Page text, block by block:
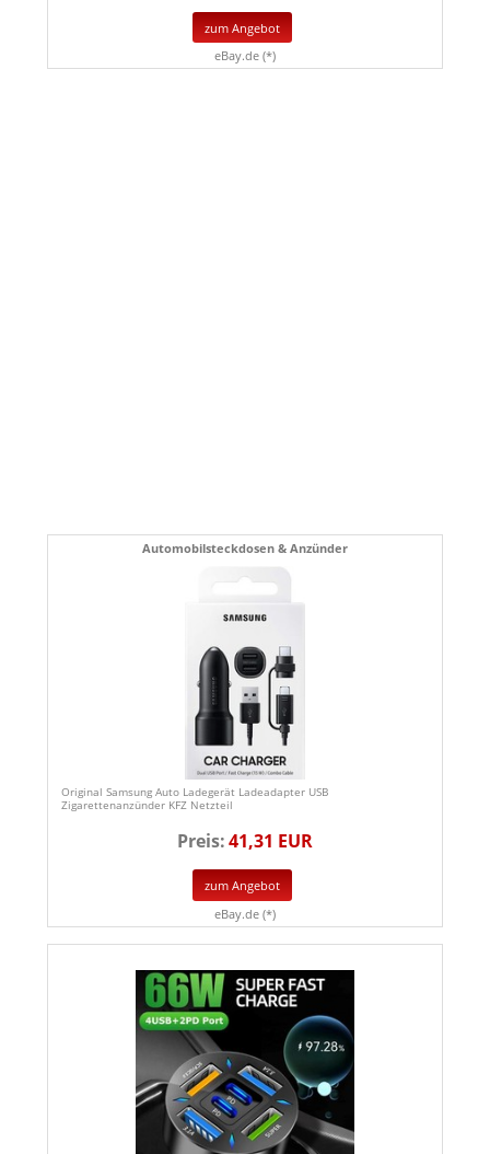
zum Angebot
eBay.de (*)
Automobilsteckdosen & Anzünder
Original Samsung Auto Ladegerät Ladeadapter USB
Zigarettenanzünder KFZ Netzteil
Preis:41,31 EUR
zum Angebot
eBay.de (*)